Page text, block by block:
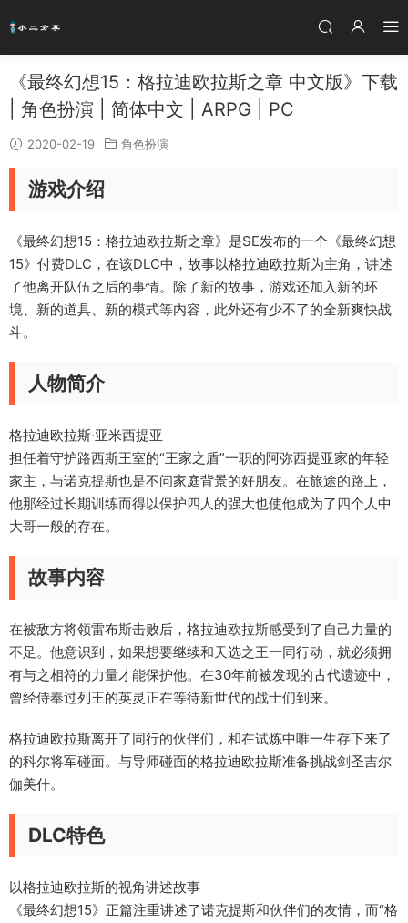
《最终幻想15：格拉迪欧拉斯之章 中文版》下载
| 角色扮演 | 简体中文 | ARPG | PC
2020-02-19 角色扮演
游戏介绍
《最终幻想15：格拉迪欧拉斯之章》是SE发布的一个《最终幻想
15》付费DLC，在该DLC中，故事以格拉迪欧拉斯为主角，讲述
了他离开队伍之后的事情。除了新的故事，游戏还加入新的环
境、新的道具、新的模式等内容，此外还有少不了的全新爽快战
斗。
人物简介
格拉迪欧拉斯·亚米西提亚
担任着守护路西斯王室的“王家之盾”一职的阿弥西提亚家的年轻
家主，与诺克提斯也是不问家庭背景的好朋友。在旅途的路上，
他那经过长期训练而得以保护四人的强大也使他成为了四个人中
大哥一般的存在。
故事内容
在被敌方将领雷布斯击败后，格拉迪欧拉斯感受到了自己力量的
不足。他意识到，如果想要继续和天选之王一同行动，就必须拥
有与之相符的力量才能保护他。在30年前被发现的古代遗迹中，
曾经侍奉过列王的英灵正在等待新世代的战士们到来。
格拉迪欧拉斯离开了同行的伙伴们，和在试炼中唯一生存下来了
的科尔将军碰面。与导师碰面的格拉迪欧拉斯准备挑战剑圣吉尔
伽美什。
DLC特色
以格拉迪欧拉斯的视角讲述故事
《最终幻想15》正篇注重讲述了诺克提斯和伙伴们的友情，而“格